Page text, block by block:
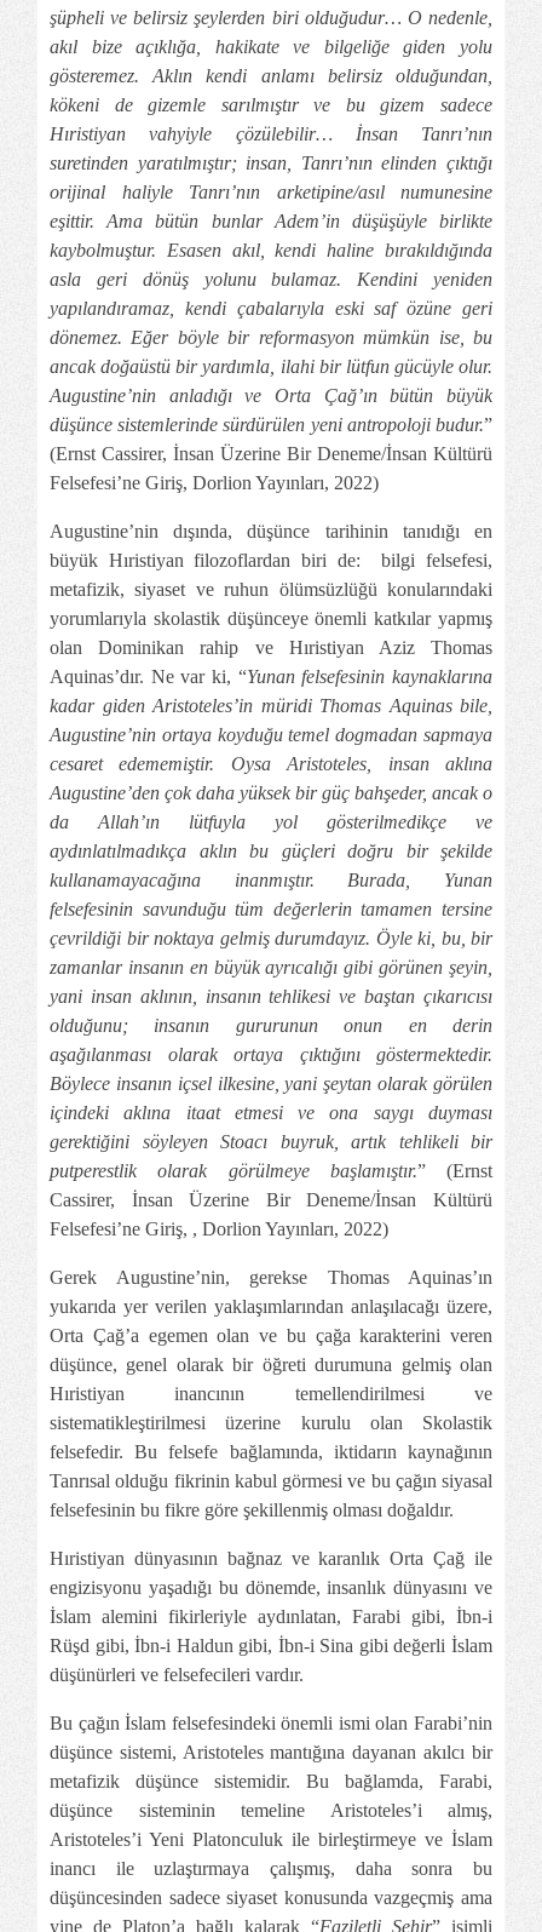
şüpheli ve belirsiz şeylerden biri olduğudur… O nedenle,
akıl bize açıklığa, hakikate ve bilgeliğe giden yolu
gösteremez. Aklın kendi anlamı belirsiz olduğundan,
kökeni de gizemle sarılmıştır ve bu gizem sadece
Hıristiyan vahyiyle çözülebilir… İnsan Tanrı’nın
suretinden yaratılmıştır; insan, Tanrı’nın elinden çıktığı
orijinal haliyle Tanrı’nın arketipine/asıl numunesine
eşittir. Ama bütün bunlar Adem’in düşüşüyle birlikte
kaybolmuştur. Esasen akıl, kendi haline bırakıldığında
asla geri dönüş yolunu bulamaz. Kendini yeniden
yapılandıramaz, kendi çabalarıyla eski saf özüne geri
dönemez. Eğer böyle bir reformasyon mümkün ise, bu
ancak doğaüstü bir yardımla, ilahi bir lütfun gücüyle olur.
Augustine’nin anladığı ve Orta Çağ’ın bütün büyük
düşünce sistemlerinde sürdürülen yeni antropoloji budur.”
(Ernst Cassirer, İnsan Üzerine Bir Deneme/İnsan Kültürü
Felsefesi’ne Giriş, Dorlion Yayınları, 2022)
Augustine’nin dışında, düşünce tarihinin tanıdığı en
büyük Hıristiyan filozoflardan biri de: bilgi felsefesi,
metafizik, siyaset ve ruhun ölümsüzlüğü konularındaki
yorumlarıyla skolastik düşünceye önemli katkılar yapmış
olan Dominikan rahip ve Hıristiyan Aziz Thomas
Aquinas’dır. Ne var ki, “Yunan felsefesinin kaynaklarına
kadar giden Aristoteles’in müridi Thomas Aquinas bile,
Augustine’nin ortaya koyduğu temel dogmadan sapmaya
cesaret edememiştir. Oysa Aristoteles, insan aklına
Augustine’den çok daha yüksek bir güç bahşeder, ancak o
da Allah’ın lütfuyla yol gösterilmedikçe ve
aydınlatılmadıkça aklın bu güçleri doğru bir şekilde
kullanamayacağına inanmıştır. Burada, Yunan
felsefesinin savunduğu tüm değerlerin tamamen tersine
çevrildiği bir noktaya gelmiş durumdayız. Öyle ki, bu, bir
zamanlar insanın en büyük ayrıcalığı gibi görünen şeyin,
yani insan aklının, insanın tehlikesi ve baştan çıkarıcısı
olduğunu; insanın gururunun onun en derin
aşağılanması olarak ortaya çıktığını göstermektedir.
Böylece insanın içsel ilkesine, yani şeytan olarak görülen
içindeki aklına itaat etmesi ve ona saygı duyması
gerektiğini söyleyen Stoacı buyruk, artık tehlikeli bir
putperestlik olarak görülmeye başlamıştır.” (Ernst
Cassirer, İnsan Üzerine Bir Deneme/İnsan Kültürü
Felsefesi’ne Giriş, , Dorlion Yayınları, 2022)
Gerek Augustine’nin, gerekse Thomas Aquinas’ın
yukarıda yer verilen yaklaşımlarından anlaşılacağı üzere,
Orta Çağ’a egemen olan ve bu çağa karakterini veren
düşünce, genel olarak bir öğreti durumuna gelmiş olan
Hıristiyan inancının temellendirilmesi ve
sistematikleştirilmesi üzerine kurulu olan Skolastik
felsefedir. Bu felsefe bağlamında, iktidarın kaynağının
Tanrısal olduğu fikrinin kabul görmesi ve bu çağın siyasal
felsefesinin bu fikre göre şekillenmiş olması doğaldır.
Hıristiyan dünyasının bağnaz ve karanlık Orta Çağ ile
engizisyonu yaşadığı bu dönemde, insanlık dünyasını ve
İslam alemini fikirleriyle aydınlatan, Farabi gibi, İbn-i
Rüşd gibi, İbn-i Haldun gibi, İbn-i Sina gibi değerli İslam
düşünürleri ve felsefecileri vardır.
Bu çağın İslam felsefesindeki önemli ismi olan Farabi’nin
düşünce sistemi, Aristoteles mantığına dayanan akılcı bir
metafizik düşünce sistemidir. Bu bağlamda, Farabi,
düşünce sisteminin temeline Aristoteles’i almış,
Aristoteles’i Yeni Platonculuk ile birleştirmeye ve İslam
inancı ile uzlaştırmaya çalışmış, daha sonra bu
düşüncesinden sadece siyaset konusunda vazgeçmiş ama
yine de Platon’a bağlı kalarak “Faziletli Şehir” isimli